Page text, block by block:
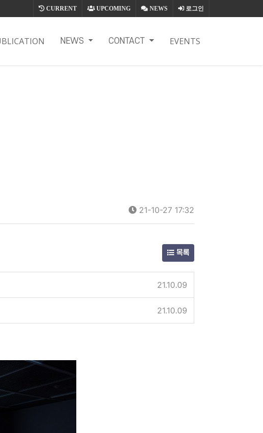
로그인
NEWS
UPCOMING
CURRENT
NEWS CONTACT EVENTS
21-10-27 17:32
목록
21.10.09
21.10.09